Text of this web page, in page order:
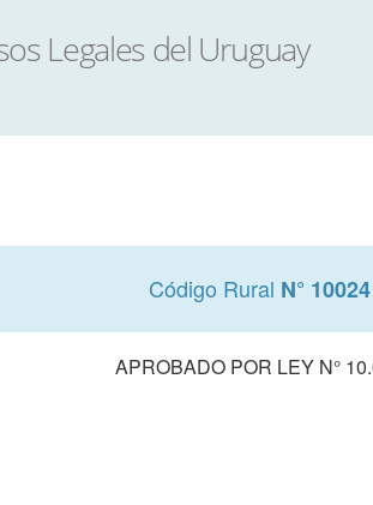
Código Rural N° 10024
APROBADO POR LEY N°